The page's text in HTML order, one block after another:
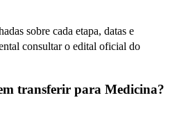
sobre cada etapa, datas e
consultar o edital oficial do
transferir para Medicina?